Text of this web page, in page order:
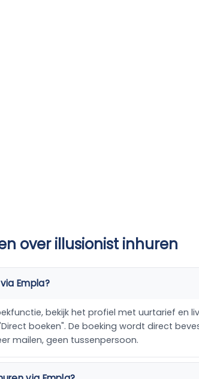
over illusionist inhuren
Empla?
bekijk het profiel met uurtarief en
boeken". De boeking wordt direct
mailen, geen tussenpersoon.